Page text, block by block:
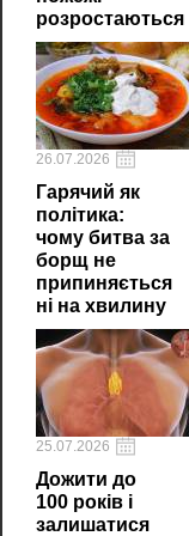
розростаються
26.07.2026
Гарячий як
політика:
чому битва за
борщ не
припиняється
ні на хвилину
25.07.2026
Дожити до
100 років і
залишатися